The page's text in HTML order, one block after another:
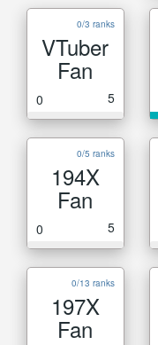
0/3 ranks
VTuber
Fan
0 5
0/5 ranks
194X
Fan
0 5
0/13 ranks
197X
Fan